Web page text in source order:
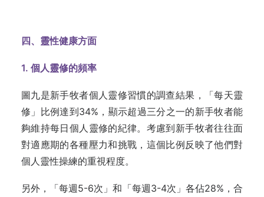
四、靈性健康方面
1. 個人靈修的頻率
圖九是新手牧者個人靈修習慣的調查結果，「每天靈
修」比例達到34%，顯示超過三分之一的新手牧者能
夠維持每日個人靈修的紀律。考慮到新手牧者往往面
對適應期的各種壓力和挑戰，這個比例反映了他們對
個人靈性操練的重視程度。
另外，「每週5-6次」和「每週3-4次」各佔28%，合